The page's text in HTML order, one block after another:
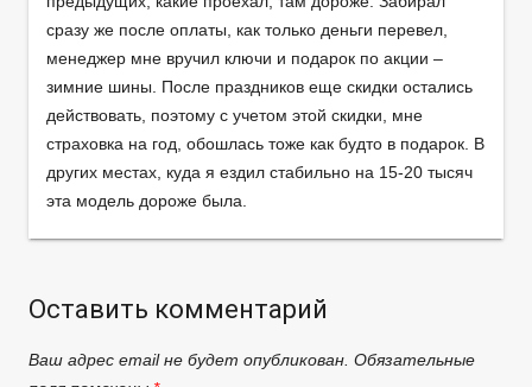
сразу же после оплаты, как только деньги перевел,
менеджер мне вручил ключи и подарок по акции –
зимние шины. После праздников еще скидки остались
действовать, поэтому с учетом этой скидки, мне
страховка на год, обошлась тоже как будто в подарок. В
других местах, куда я ездил стабильно на 15-20 тысяч
эта модель дороже была.
Оставить комментарий
Ваш адрес email не будет опубликован. Обязательные